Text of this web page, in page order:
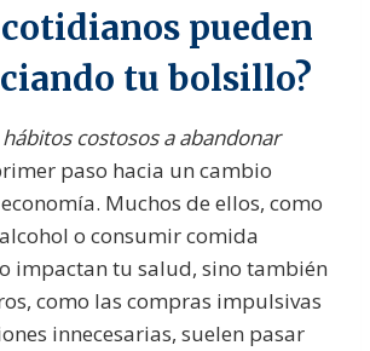
pueden
tu bolsillo?
hábitos costosos a abandonar
paso hacia un cambio
Muchos de ellos, como
o consumir comida
impactan tu salud, sino también
como las compras impulsivas
innecesarias, suelen pasar